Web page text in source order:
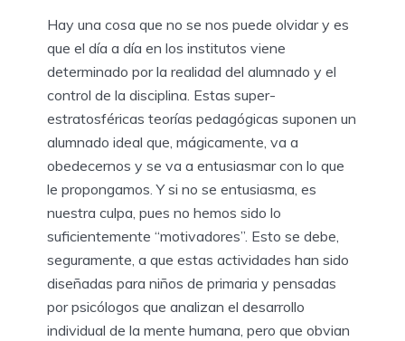
Hay una cosa que no se nos puede olvidar y es
que el día a día en los institutos viene
determinado por la realidad del alumnado y el
control de la disciplina. Estas super-
estratosféricas teorías pedagógicas suponen un
alumnado ideal que, mágicamente, va a
obedecernos y se va a entusiasmar con lo que
le propongamos. Y si no se entusiasma, es
nuestra culpa, pues no hemos sido lo
suficientemente “motivadores”. Esto se debe,
seguramente, a que estas actividades han sido
diseñadas para niños de primaria y pensadas
por psicólogos que analizan el desarrollo
individual de la mente humana, pero que obvian